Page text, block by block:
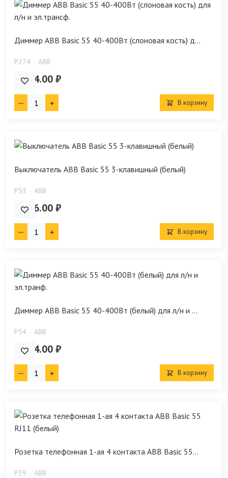
Диммер ABB Basic 55 40-400Вт (слоновая кость) д...
P274 ABB
6 634.00 ₽
В корзину
Выключатель ABB Basic 55 3-клавишный (белый)
P53 ABB
4 756.00 ₽
В корзину
Диммер ABB Basic 55 40-400Вт (белый) для л/н и ...
P54 ABB
6 634.00 ₽
В корзину
Розетка телефонная 1-ая 4 контакта ABB Basic 55...
P39 ABB